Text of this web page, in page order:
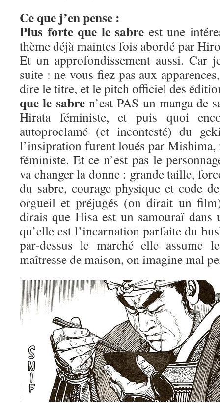
Ce que j’en pense :
Plus forte que le sabre est une
thème déjà maintes fois abordé par
Et un approfondissement aussi. Car
suite : ne vous fiez pas aux
dire le titre, et le pitch officiel des
que le sabren’est PAS un manga de
Hirata féministe, et puis quoi
autoproclamé (et incontesté) du
l’insipration furent loués par Mishima,
féministe. Et ce n’est pas le
va changer la donne : grande taille,
du sabre, courage physique et code
orgueil et préjugés (on dirait un
dirais que Hisa est un samouraï dans
qu’elle est l’incarnation parfaite du
par-dessus le marché elle assume
maîtresse de maison, on imagine mal